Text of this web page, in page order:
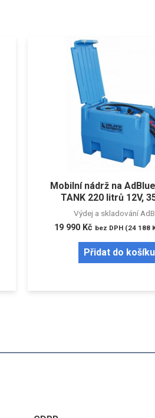
Mobilní nádrž na
TANK 220 litrů 12V,
Výdej a skladování
19 990 Kč bez DPH (24 188
Přidat do košíku